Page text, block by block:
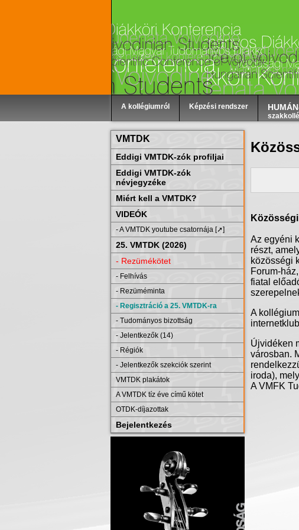
A kollégiumról Képzési rendszer
VMTDK
Eddigi VMTDK-zók profiljai
Eddigi VMTDK-zók
névjegyzéke
Miért kell a VMTDK?
VIDEÓK
- A VMTDK youtube csatornája [➚]
25. VMTDK (2026)
- Rezümékötet
- Felhívás
- Rezüméminta
- Regisztráció a 25. VMTDK-ra
- Tudományos bizottság
- Jelentkezők (14)
- Régiók
- Jelentkezők szekciók szerint
VMTDK plakátok
A VMTDK tíz éve című kötet
OTDK-díjazottak
Bejelentkezés
Közösségi
Az egyéni
részt,
közösségi
Forum-ház,
fiatal
A kollégium
Újvidéken
városban.
iroda), mely
A VMFK